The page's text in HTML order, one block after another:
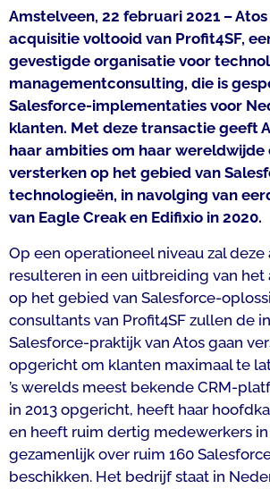
Amstelveen, 22 februari 2021 –
acquisitie voltooid van Profit4SF,
gevestigde organisatie voor
managementconsulting, die is
Salesforce-implementaties voor
klanten. Met deze transactie geeft
haar ambities om haar wereldwijde
versterken op het gebied van
technologieën, in navolging van
van Eagle Creak en Edifixio in 2020.
Op een operationeel niveau zal deze
resulteren in een uitbreiding van het
op het gebied van Salesforce-
consultants van Profit4SF zullen de
Salesforce-praktijk van Atos gaan
opgericht om klanten maximaal te
’s werelds meest bekende CRM-
in 2013 opgericht, heeft haar
en heeft ruim dertig medewerkers
gezamenlijk over ruim 160
beschikken. Het bedrijf staat in